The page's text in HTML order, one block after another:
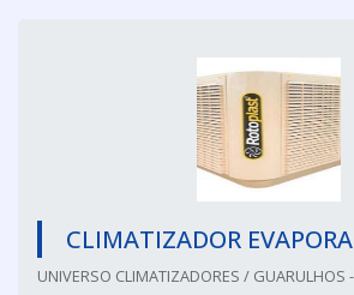
CLIMATIZADOR
UNIVERSO CLIMATIZADORES / GUARULHOS